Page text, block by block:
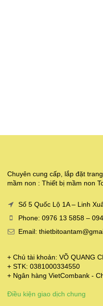
Chuyên cung cấp, lắp đặt
mầm non : Thiết bị mầm non
Số 5 Quốc Lộ 1A – Linh
Phone: 0976 13 5858 –
Email:
+ Chủ tài khoản: VÕ QUANG
+ STK: 0381000334550
+ Ngân hàng VietCombank -
Điều kiện giao dịch chung